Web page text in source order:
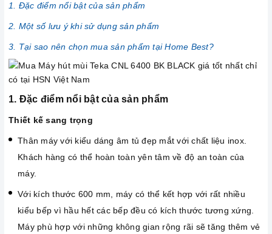
1. Đặc điểm nổi bật của sản phẩm
2. Một số lưu ý khi sử dụng sản phẩm
3. Tại sao nên chọn mua sản phẩm tại Home Best?
1. Đặc điểm nổi bật của sản phẩm
Thiết kế sang trọng
Thân máy với kiểu dáng âm tủ đẹp mắt với chất liệu inox.
Khách hàng có thể hoàn toàn yên tâm về độ an toàn của
máy.
Với kích thước 600 mm, máy có thể kết hợp với rất nhiều
kiểu bếp vì hầu hết các bếp đều có kích thước tương xứng.
Máy phù hợp với những không gian rộng rãi sẽ tăng thêm vẻ